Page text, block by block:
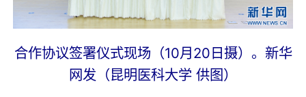
合作协议签署仪式现场（10月20日摄）。新华
网发（昆明医科大学 供图）